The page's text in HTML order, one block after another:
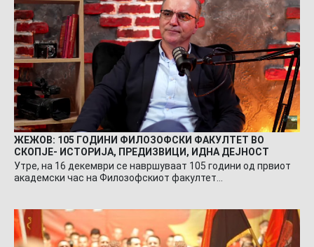
ЖЕЖОВ: 105 ГОДИНИ ФИЛОЗОФСКИ ФАКУЛТЕТ ВО
СКОПЈЕ- ИСТОРИЈА, ПРЕДИЗВИЦИ, ИДНА ДЕЈНОСТ
Утре, на 16 декември се навршуваат 105 години од првиот
академски час на Филозофскиот факултет…